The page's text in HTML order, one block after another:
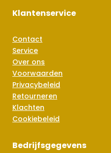
Klantenservice
Contact
Service
Over ons
Voorwaarden
Privacybeleid
Retourneren
Klachten
Cookiebeleid
Bedrijfsgegevens